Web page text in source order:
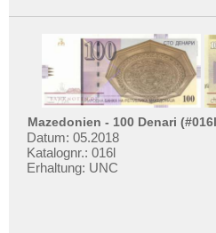
Mazedonien - 100 Denari
Datum: 05.2018
Katalognr.: 016l
Erhaltung: UNC